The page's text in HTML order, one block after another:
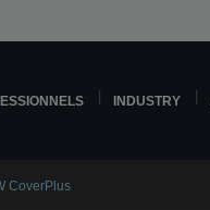
INDUSTRY
CoverPlus